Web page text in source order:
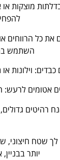
מוצקות או
את כל
השתמש
כבדים: וילונות
אטומים
גדולים,
שטח חיצוני,
יותר